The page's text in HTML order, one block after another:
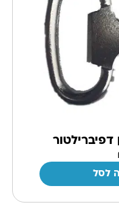
לסל